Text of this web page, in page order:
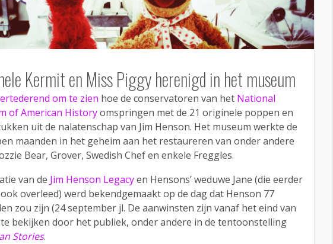
Kermit en Miss Piggy herenigd in het museum
om te zien hoe de conservatoren van het National
of American Historyomspringen met de 21 originele poppen en
uit de nalatenschap van Jim Henson. Het museum werkte de
maanden in het geheim aan het restaureren van onder andere
Bear, Grover, Swedish Chef en enkele Freggles.
van de Jim Henson Legacyen Hensons’ weduwe Jane (die eerder
overleed) werd bekendgemaakt op de dag dat Henson 77
zou zijn (24 september jl. De aanwinsten zijn vanaf het eind van
bekijken door het publiek, onder andere in de tentoonstelling
Stories.